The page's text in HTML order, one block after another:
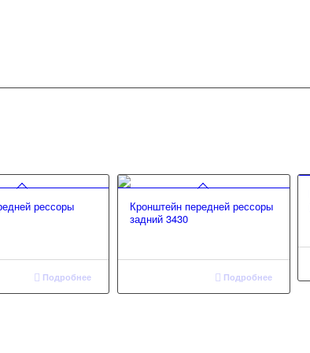
рессоры
Подробнее
Кронштейн передней рессоры
задний 3430
Подробнее